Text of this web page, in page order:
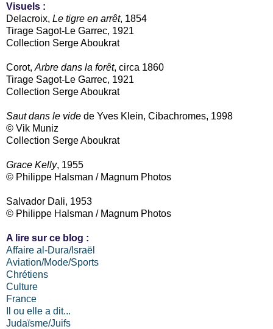
Visuels :
Delacroix, Le tigre en arrêt, 1854
Tirage Sagot-Le Garrec, 1921
Collection Serge Aboukrat
Corot, Arbre dans la forêt, circa 1860
Tirage Sagot-Le Garrec, 1921
Collection Serge Aboukrat
Saut dans le vide de Yves Klein, Cibachromes, 1998
© Vik Muniz
Collection Serge Aboukrat
Grace Kelly, 1955
© Philippe Halsman / Magnum Photos
Salvador Dali, 1953
© Philippe Halsman / Magnum Photos
A lire sur ce blog :
Affaire al-Dura/Israël
Aviation/Mode/Sports
Chrétiens
Culture
France
Il ou elle a dit...
Judaïsme/Juifs